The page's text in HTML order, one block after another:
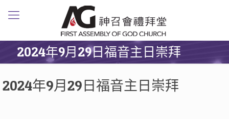
2024年9月29日福音主日崇拜
2024年9月29日福音主日崇拜